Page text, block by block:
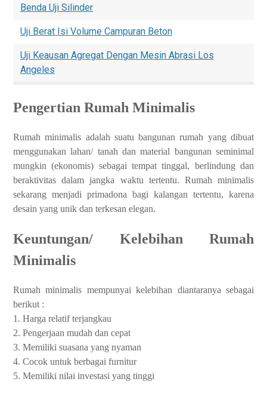
Benda Uji Silinder
Uji Berat Isi Volume Campuran Beton
Uji Keausan Agregat Dengan Mesin Abrasi Los
Angeles
Pengertian Rumah Minimalis
Rumah minimalis adalah suatu bangunan rumah yang dibuat
menggunakan lahan/ tanah dan material bangunan seminimal
mungkin (ekonomis) sebagai tempat tinggal, berlindung dan
beraktivitas dalam jangka waktu tertentu. Rumah minimalis
sekarang menjadi primadona bagi kalangan tertentu, karena
desain yang unik dan terkesan elegan.
Keuntungan/ Kelebihan Rumah
Minimalis
Rumah minimalis mempunyai kelebihan diantaranya sebagai
berikut :
1. Harga relatif terjangkau
2. Pengerjaan mudah dan cepat
3. Memiliki suasana yang nyaman
4. Cocok untuk berbagai furnitur
5. Memiliki nilai investasi yang tinggi